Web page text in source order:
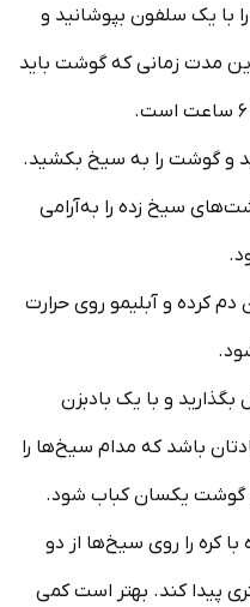
با یک سلفون بپوشانید و
مدت زمانی که گوشت باید
و گوشت را به سیخ بکشید.
سیخ زده را به‌آرامی
دم کرده و آبلیمو روی حرارت
و با یک بادبزن
باشد که مدام سیخ‌ها را
گوشت یکسان کباب شود.
کره را روی سیخ‌ها از دو
پیدا کند. بهتر است کمی